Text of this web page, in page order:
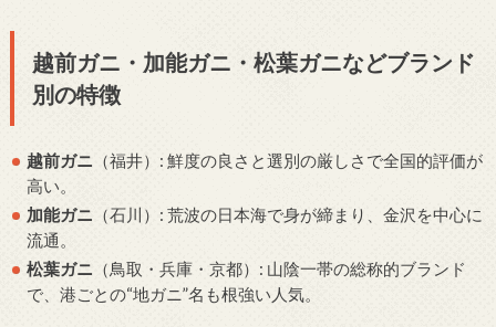
越前ガニ・加能ガニ・松葉ガニなどブランド
別の特徴
越前ガニ （福井）: 鮮度の良さと選別の厳しさで全国的評価が
高い。
加能ガニ （石川）: 荒波の日本海で身が締まり、金沢を中心に
流通。
松葉ガニ （鳥取・兵庫・京都）: 山陰一帯の総称的ブランド
で、港ごとの“地ガニ”名も根強い人気。